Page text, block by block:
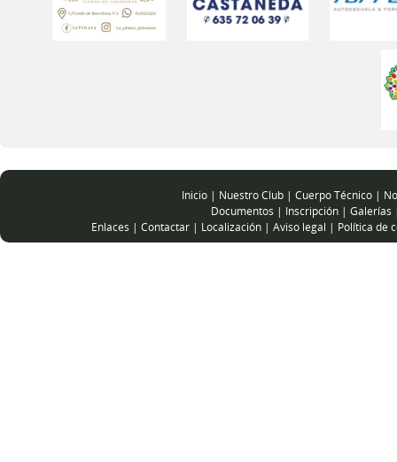
Inicio | Nuestro Club | Cuerpo Técnico |
Documentos | Inscripción | Galerías
Enlaces | Contactar | Localización | Aviso legal | Política de